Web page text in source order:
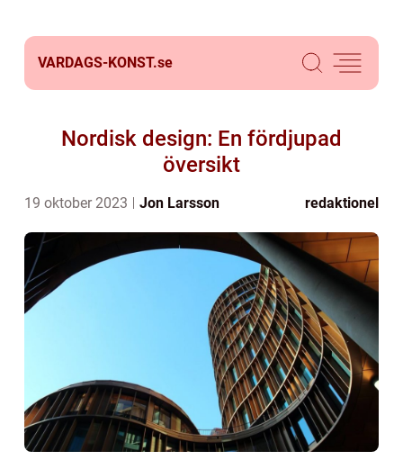
VARDAGS-KONST.se
Nordisk design: En fördjupad
översikt
19 oktober 2023 Jon Larsson redaktionel